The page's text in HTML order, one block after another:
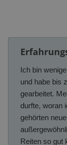
Ich bin
und habe bis
gearbeitet.
durfte, woran
gehörten
Reiten so gut